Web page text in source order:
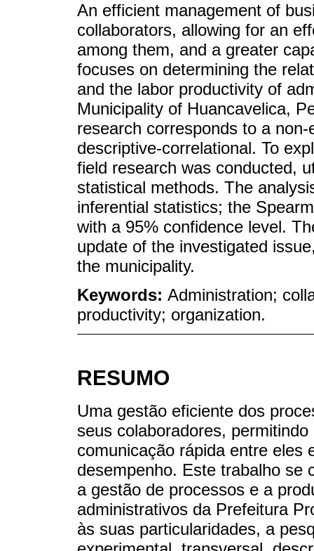
An efficient management of
collaborators, allowing for an
among them, and a greater
focuses on determining the
and the labor productivity of
Municipality of Huancavelica,
research corresponds to a
descriptive-correlational. To
field research was conducted,
statistical methods. The
inferential statistics; the
with a 95% confidence level.
update of the investigated
the municipality.
Keywords: Administration;
productivity; organization.
RESUMO
Uma gestão eficiente dos
seus colaboradores,
comunicação rápida entre eles
desempenho. Este trabalho se
a gestão de processos e a
administrativos da Prefeitura
às suas particularidades, a